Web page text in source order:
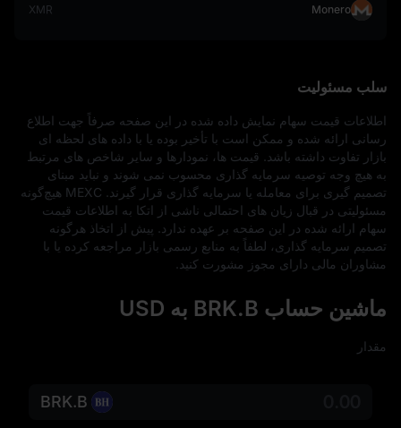
Monero
XMR
سلب مسئولیت
مشاوران مالی دارای مجوز مشورت کنید.
ماشین حساب BRK.B به USD
مقدار
BRK.B